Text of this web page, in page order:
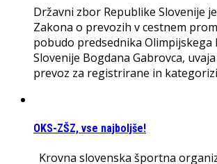
Državni zbor Republike Slovenije
Zakona o prevozih v cestnem
pobudo predsednika Olimpijskega
Slovenije Bogdana Gabrovca,
prevoz za registrirane in
OKS-ZŠZ, vse najboljše!
Krovna slovenska športna